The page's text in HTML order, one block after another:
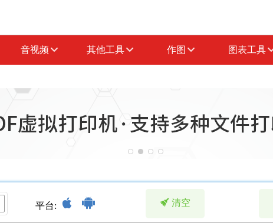
音视频 其他工具 作图 图表工具
平台:    清空